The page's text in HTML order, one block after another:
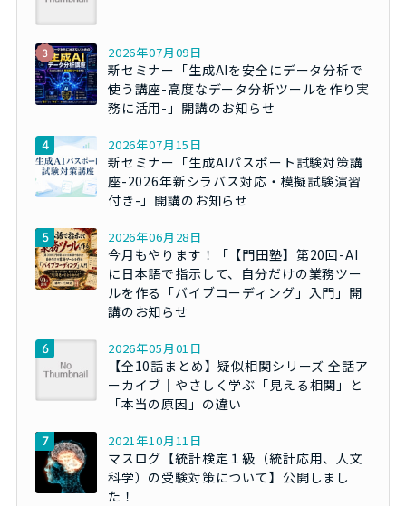
2026年07月09日
新セミナー「生成AIを安全にデータ分析で
使う講座-高度なデータ分析ツールを作り実
務に活用-」開講のお知らせ
2026年07月15日
新セミナー「生成AIパスポート試験対策講
座-2026年新シラバス対応・模擬試験演習
付き-」開講のお知らせ
2026年06月28日
今月もやります！「【門田塾】第20回-AI
に日本語で指示して、自分だけの業務ツー
ルを作る「バイブコーディング」入門」開
講のお知らせ
2026年05月01日
【全10話まとめ】疑似相関シリーズ 全話ア
ーカイブ｜やさしく学ぶ「見える相関」と
「本当の原因」の違い
2021年10月11日
マスログ【統計検定１級（統計応用、人文
科学）の受験対策について】公開しまし
た！